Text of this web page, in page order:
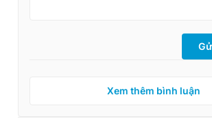
Xem thêm bình luận